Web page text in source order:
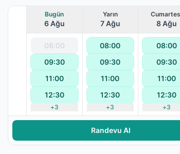
Bugün
6 Ağu
08:00
09:30
11:00
12:30
+3
Yarın
7 Ağu
08:00
09:30
11:00
12:30
+3
8 Ağu
08:00
09:30
11:00
12:30
+3
Randevu Al